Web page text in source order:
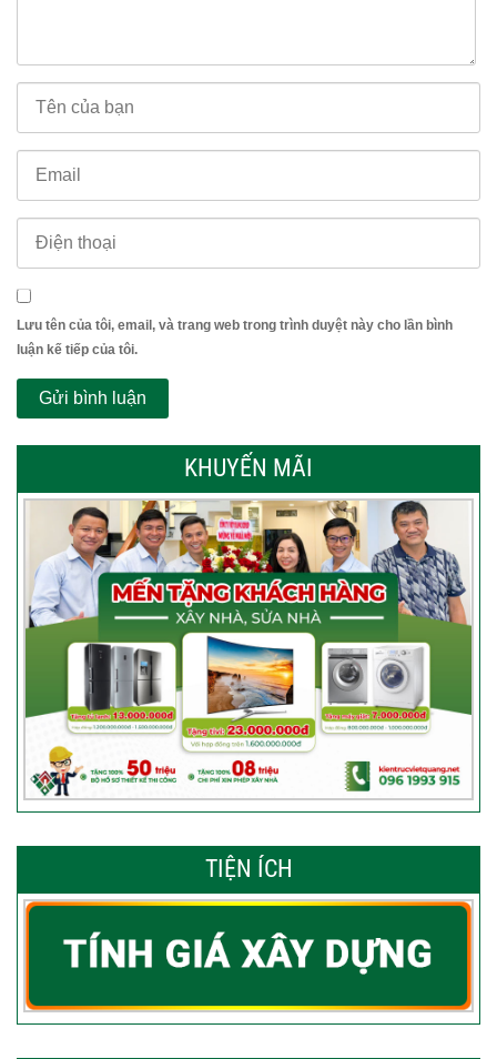
Lưu tên của tôi, email, và trang web trong trình duyệt này cho lần bình
luận kế tiếp của tôi.
KHUYẾN MÃI
TIỆN ÍCH